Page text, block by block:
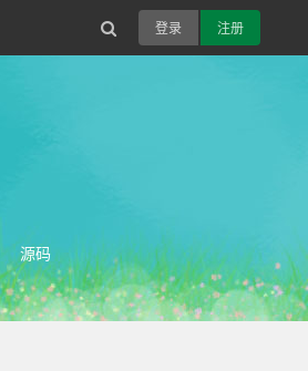
登录 注册
源码